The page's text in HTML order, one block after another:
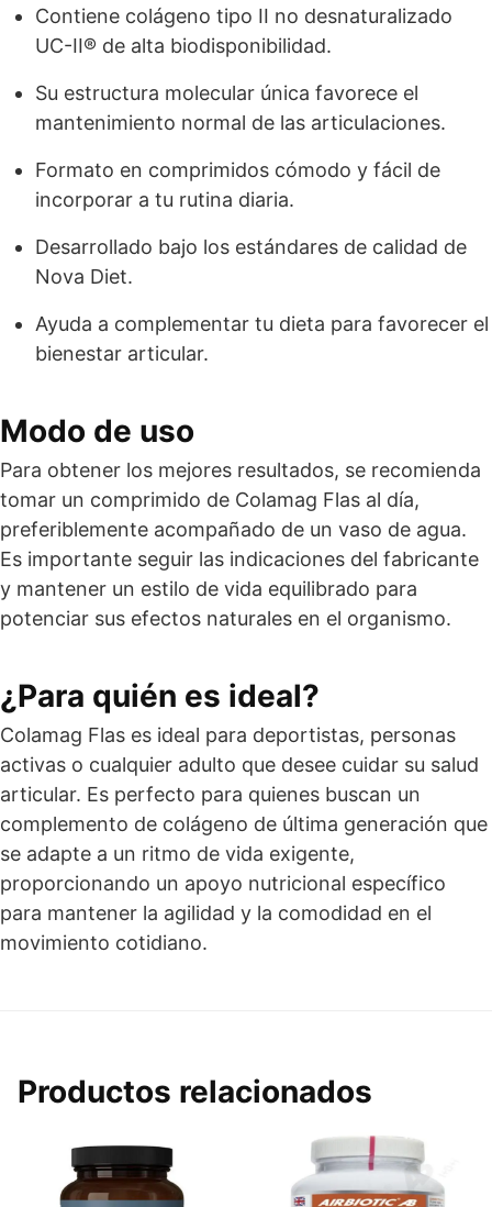
Contiene colágeno tipo II no desnaturalizado
UC-II® de alta biodisponibilidad.
Su estructura molecular única favorece el
mantenimiento normal de las articulaciones.
Formato en comprimidos cómodo y fácil de
incorporar a tu rutina diaria.
Desarrollado bajo los estándares de calidad de
Nova Diet.
Ayuda a complementar tu dieta para favorecer el
bienestar articular.
Modo de uso
Para obtener los mejores resultados, se recomienda
tomar un comprimido de Colamag Flas al día,
preferiblemente acompañado de un vaso de agua.
Es importante seguir las indicaciones del fabricante
y mantener un estilo de vida equilibrado para
potenciar sus efectos naturales en el organismo.
¿Para quién es ideal?
Colamag Flas es ideal para deportistas, personas
activas o cualquier adulto que desee cuidar su salud
articular. Es perfecto para quienes buscan un
complemento de colágeno de última generación que
se adapte a un ritmo de vida exigente,
proporcionando un apoyo nutricional específico
para mantener la agilidad y la comodidad en el
movimiento cotidiano.
Productos relacionados